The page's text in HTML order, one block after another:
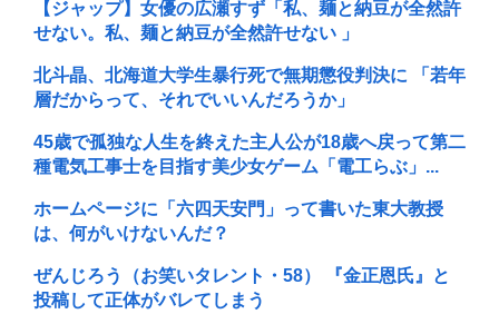
【ジャップ】女優の広瀬すず「私、麺と納豆が全然許
せない。私、麺と納豆が全然許せない 」
北斗晶、北海道大学生暴行死で無期懲役判決に 「若年
層だからって、それでいいんだろうか」
45歳で孤独な人生を終えた主人公が18歳へ戻って第二
種電気工事士を目指す美少女ゲーム「電工らぶ」...
ホームページに「六四天安門」って書いた東大教授
は、何がいけないんだ？
ぜんじろう（お笑いタレント・58） 『金正恩氏』と
投稿して正体がバレてしまう